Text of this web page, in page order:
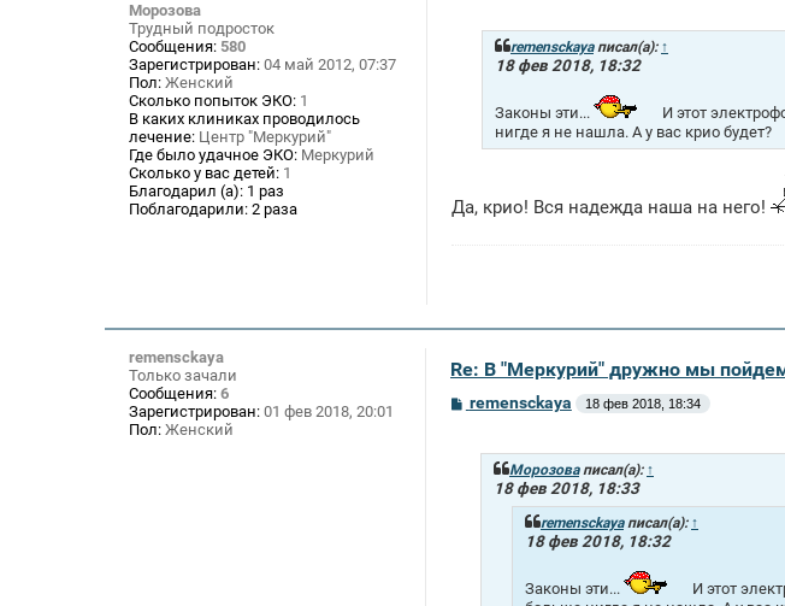
Морозова
Трудный подросток
Сообщения: 580
Зарегистрирован: 04 май 2012, 07:37
Пол: Женский
Сколько попыток ЭКО: 1
В каких клиниках проводилось
лечение: Центр "Меркурий"
Где было удачное ЭКО: Меркурий
Сколько у вас детей: 1
Благодарил (а): 1 раз
Поблагодарили: 2 раза
remensckayaписал(а): ↑
18 фев 2018, 18:32
Законы эти...
И этот
нигде я не нашла. А у вас крио будет?
Да, крио! Вся надежда наша на него!
remensckaya
Только зачали
Сообщения: 6
Зарегистрирован: 01 фев 2018, 20:01
Пол: Женский
Re: В "Меркурий" дружно мы
Сremensckaya 18 фев 2018, 18:34
Морозоваписал(а): ↑
18 фев 2018, 18:33
remensckayaписал(а): ↑
18 фев 2018, 18:32
Законы эти...
И этот